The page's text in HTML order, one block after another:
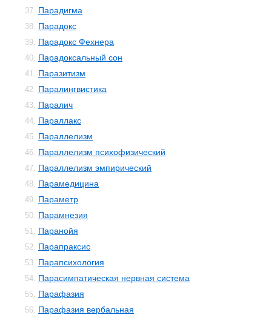
37. Парадигма
38. Парадокс
39. Парадокс Фехнера
40. Парадоксальный сон
41. Паразитизм
42. Паралингвистика
43. Паралич
44. Параллакс
45. Параллелизм
46. Параллелизм психофизический
47. Параллелизм эмпирический
48. Парамедицина
49. Параметр
50. Парамнезия
51. Паранойя
52. Парапраксис
53. Парапсихология
54. Парасимпатическая нервная система
55. Парафазия
56. Парафазия вербальная